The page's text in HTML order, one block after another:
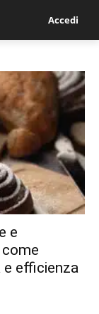
Accedi
e
efficienza